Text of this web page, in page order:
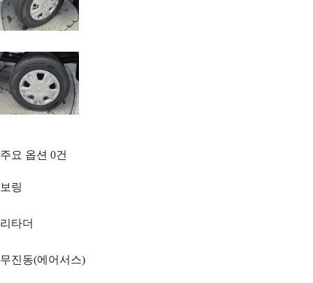
주요 옵션 0건
보링
리타더
무진동(에어서스)